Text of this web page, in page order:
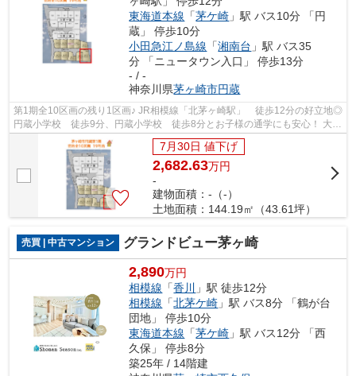
東海道本線 「茅ケ崎 」駅 バス10分 「円
蔵」 停歩10分
小田急江ノ島線 「湘南台 」駅 バス35
分 「ニュータウン入口」 停歩13分
- / -
神奈川県茅ヶ崎市円蔵
第1期全10区画の残り1区画♪ JR相模線「北茅ヶ崎駅」 徒歩12分の好立地◎
円蔵小学校 徒歩9分、円蔵小学校 徒歩8分とお子様の通学にも安心！ 大型
分譲地で新たなコミュニティを築いて...
7月30日 値下げ
2,682.63万円
-
建物面積：-（-）
土地面積：144.19㎡（43.61坪）
売買 | 中古マンション グランドビュー茅ヶ崎
2,890万円
相模線 「香川
」駅 徒歩12分
相模線 「北茅ケ崎 」駅 バス8分 「鶴が台
団地」 停歩10分
東海道本線 「茅ケ崎 」駅 バス12分 「西
久保」 停歩8分
築25年 / 14階建